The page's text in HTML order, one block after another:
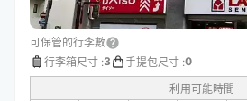
可保管的行李數
行李箱尺寸 :3 手提包尺寸 :0
利用可能時間